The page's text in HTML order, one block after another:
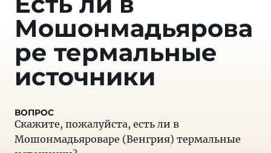
Мошонмадьярова
ре термальные
источники
Скажите, пожалуйста, есть ли в
Мошонмадьяроваре (Венгрия) термальные